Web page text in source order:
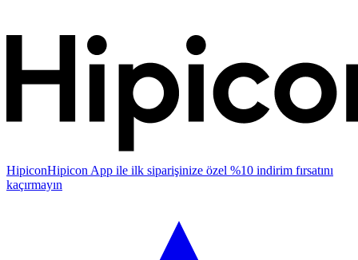
HipiconHipicon App ile ilk siparişinize özel %10 indirim fırsatını
kaçırmayın